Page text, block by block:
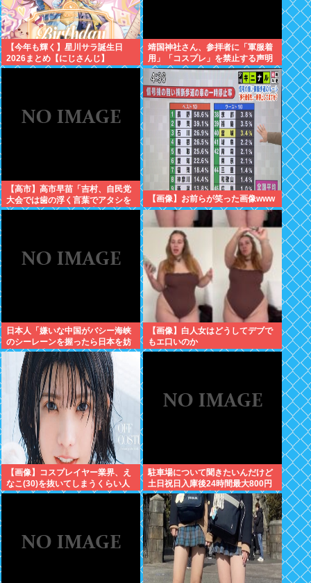
【今年も輝く】星川サラ誕生日
2026まとめ【にじさんじ】
靖国神社さん、参拝者に「軍服着
用」「コスプレ」を禁止する声明
を出してしまうwww
【高市】高市早苗「吉村、自民党
大会では歯の浮く言葉でアタシを
褒めちぎりなさい！」大阪維新吉
【画像】お前らが笑った画像www
日本人「嫌いな中国がバシー海峡
のシーレーンを握ったら日本を妨
害するに違いない、だから台湾支
援だムキー」つまりそういうこと
でしょ
【画像】白人女はどうしてデブで
もエ口いのか
【画像】コスプレイヤー業界、え
なこ(30)を抜いてしまうくらい人
気の22歳の美少女が可愛すぎる
駐車場について聞きたいんだけど
土日祝日入庫後24時間最大800円
って日曜いれて出庫日が平日の場
合料金どうなるの